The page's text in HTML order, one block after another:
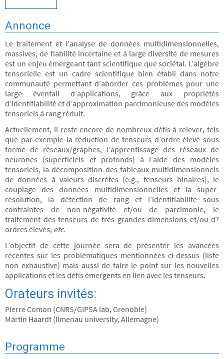
Annonce
Le traitement et l’analyse de données multidimensionnelles,
massives, de fiabilité incertaine et à large diversité de mesures
est un enjeu émergeant tant scientifique que sociétal. L’algèbre
tensorielle est un cadre scientifique bien établi dans notre
communauté permettant d’aborder ces problèmes pour une
large éventail d’applications, grâce aux propriétés
d’identifiabilité et d’approximation parcimonieuse des modèles
tensoriels à rang réduit.
Actuellement, il reste encore de nombreux défis à relever, tels
que par exemple la réduction de tenseurs d’ordre élevé sous
forme de réseaux/graphes, l’apprentissage des réseaux de
neurones (superficiels et profonds) à l’aide des modèles
tensoriels, la décomposition des tableaux multidimensionnels
de données à valeurs discrètes (e.g., tenseurs binaires), le
couplage des données multidimensionnelles et la super-
résolution, la détection de rang et l’identifiabilité sous
contraintes de non-négativité et/ou de parcimonie, le
traitement des tenseurs de très grandes dimensions et/ou d?
ordres élevés, etc.
L’objectif de cette journée sera de présenter les avancées
récentes sur les problématiques mentionnées ci-dessus (liste
non exhaustive) mais aussi de faire le point sur les nouvelles
applications et les défis émergents en lien avec les tenseurs.
Orateurs invités:
Pierre Comon (CNRS/GIPSA lab, Grenoble)
Martin Haardt (Ilmenau university, Allemagne)
Programme